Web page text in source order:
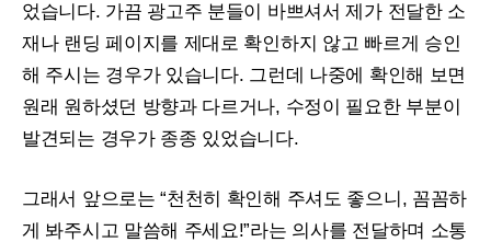
었습니다. 가끔 광고주 분들이 바쁘셔서 제가 전달한 소
재나 랜딩 페이지를 제대로 확인하지 않고 빠르게 승인
해 주시는 경우가 있습니다. 그런데 나중에 확인해 보면
원래 원하셨던 방향과 다르거나, 수정이 필요한 부분이
발견되는 경우가 종종 있었습니다.
그래서 앞으로는 “천천히 확인해 주셔도 좋으니, 꼼꼼하
게 봐주시고 말씀해 주세요!”라는 의사를 전달하며 소통